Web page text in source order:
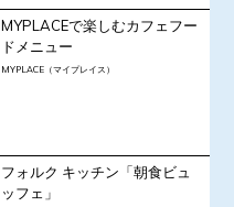
MYPLACEで楽しむカフェフー
ドメニュー
MYPLACE（マイプレイス）
フォルク キッチン「朝食ビュ
ッフェ」